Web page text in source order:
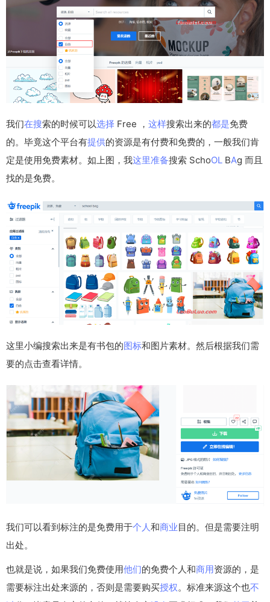
我们在搜索的时候可以选择 Free ， 这样搜索出来的都是免费
的。毕竟这个平台有提供的资源是有付费和免费的，一般我们肯
定是使用免费素材。如上图，我这里准备搜索 SchoOL BAg 而且
找的是免费。
这里小编搜索出来是有书包的图标和图片素材。然后根据我们需
要的点击查看详情。
我们可以看到标注的是免费用于个人和商业目的。但是需要注明
出处。
也就是说，如果我们免费使用他们的免费个人和商用资源的，是
需要标注出处来源的，否则是需要购买授权。标准来源这个也不